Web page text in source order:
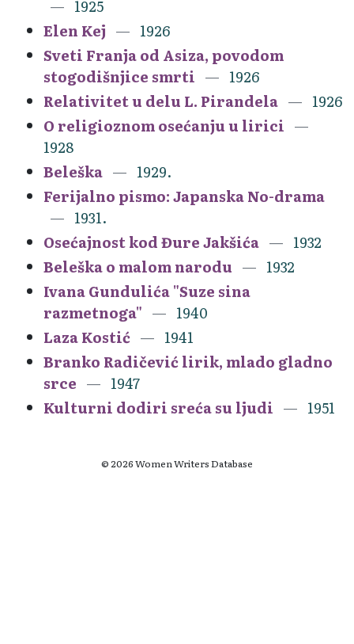
1925
Elen Kej
1926
Sveti Franja od Asiza, povodom
stogodišnjice smrti
1926
Relativitet u delu L. Pirandela
1926
O religioznom osećanju u lirici
1928
Beleška
1929.
Ferijalno pismo: Japanska No-drama
1931.
Osećajnost kod Đure Jakšića
1932
Beleška o malom narodu
1932
Ivana Gundulića "Suze sina
razmetnoga"
1940
Laza Kostić
1941
Branko Radičević lirik, mlado gladno
srce
1947
Kulturni dodiri sreća su ljudi
1951
© 2026 Women Writers Database